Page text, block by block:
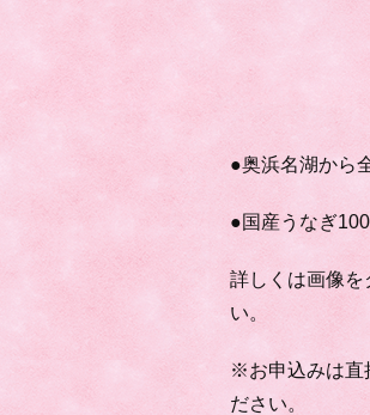
●奥浜名湖から
●国産うなぎ
詳しくは画像を
い。
※お申込みは直
ださい。